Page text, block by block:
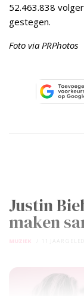
52.463.838
gestegen.
Foto via PRPhotos
Justin
maken
MUZIEK